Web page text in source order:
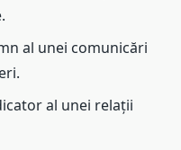
al unei comunicări
al unei relații